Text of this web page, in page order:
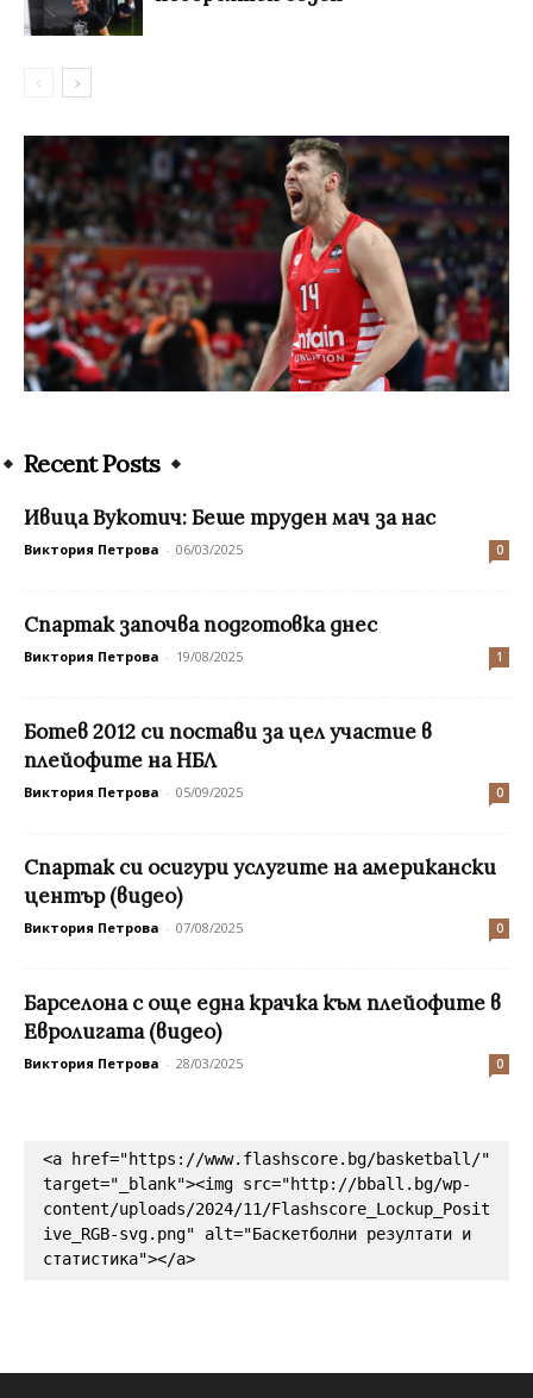
Recent Posts
Ивица Вукотич: Беше труден мач за нас
Виктория Петрова - 06/03/2025 0
Спартак започва подготовка днес
Виктория Петрова - 19/08/2025 1
Ботев 2012 си постави за цел участие в
плейофите на НБЛ
Виктория Петрова - 05/09/2025 0
Спартак си осигури услугите на американски
център (видео)
Виктория Петрова - 07/08/2025 0
Барселона с още една крачка към плейофите в
Евролигата (видео)
Виктория Петрова - 28/03/2025 0
<a href="https://www.flashscore.bg/basketball/"
target="_blank"><img src="http://bball.bg/wp-
content/uploads/2024/11/Flashscore_Lockup_Posit
ive_RGB-svg.png" alt="Баскетболни резултати и
статистика"></a>